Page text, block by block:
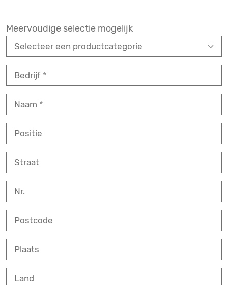
Meervoudige selectie mogelijk
Bedrijf
Naam
Positie
Straat
Nr.
Postcode
Plaats
Land